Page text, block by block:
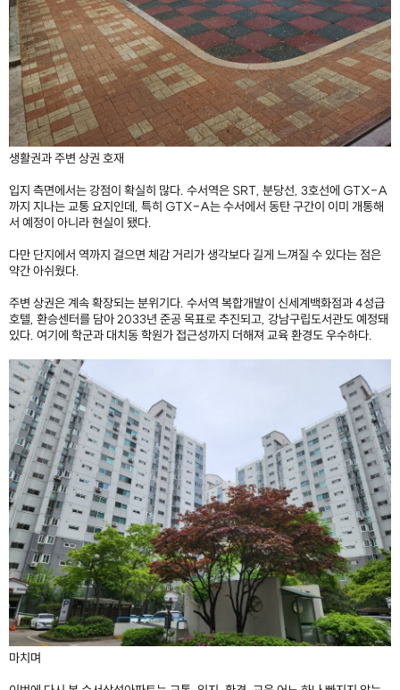
생활권과 주변 상권 호재
입지 측면에서는 강점이 확실히 많다. 수서역은 SRT, 분당선, 3호선에 GTX-A
까지 지나는 교통 요지인데, 특히 GTX-A는 수서에서 동탄 구간이 이미 개통해
서 예정이 아니라 현실이 됐다.
다만 단지에서 역까지 걸으면 체감 거리가 생각보다 길게 느껴질 수 있다는 점은
약간 아쉬웠다.
주변 상권은 계속 확장되는 분위기다. 수서역 복합개발이 신세계백화점과 4성급
호텔, 환승센터를 담아 2033년 준공 목표로 추진되고, 강남구립도서관도 예정돼
있다. 여기에 학군과 대치동 학원가 접근성까지 더해져 교육 환경도 우수하다.
마치며